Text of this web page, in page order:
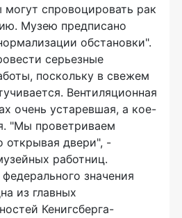
могут спровоцировать рак
Музею предписано
обстановки".
серьезные
поскольку в свежем
Вентиляционная
очень устаревшая, а кое-
"Мы проветриваем
открывая двери", -
работниц.
значения
из главных
Кенигсберга-